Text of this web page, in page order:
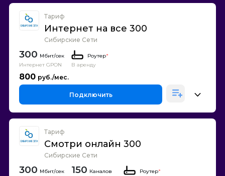
Тариф
Интернет на все 300
Сибирские Сети
300
Интернет GPON
Роутер*
В аренду
800
Подключить
Тариф
Смотри онлайн 300
Сибирские Сети
300 150 Каналов
Роутер*